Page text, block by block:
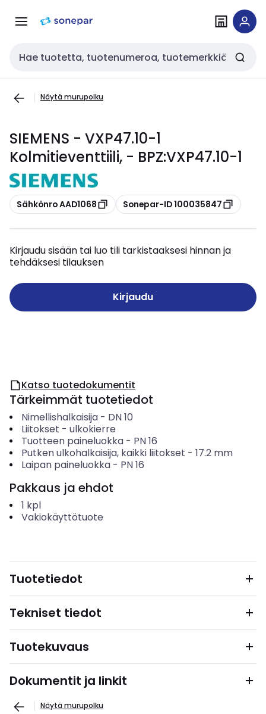
navigointiinsisältöön
Haku
Näytä murupolku
SIEMENS - VXP47.10-1
Kolmitieventtiili, - BPZ:VXP47.10-1
Kopioi
Sähkönro AAD1068 Kopioi
Sonepar-ID 100035847
Kirjaudu sisään tai luo tili tarkistaaksesi hinnan ja
tehdäksesi tilauksen
Kirjaudu
Katso tuotedokumentit
Tärkeimmät tuotetiedot
Nimellishalkaisija- DN 10
Liitokset - ulkokierre
Tuotteen paineluokka- PN 16
Putken ulkohalkaisija, kaikki liitokset - 17.2 mm
Laipan paineluokka- PN 16
Pakkaus ja ehdot
1 kpl
Vakiokäyttötuote
Tuotetiedot
Tekniset tiedot
Tuotekuvaus
Dokumentit ja linkit
Näytä murupolku